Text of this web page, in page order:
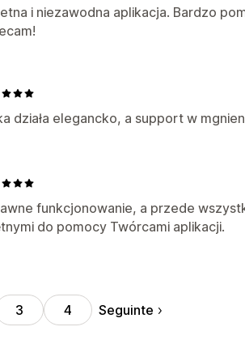
i niezawodna aplikacja. Bardzo
działa elegancko, a support w
funkcjonowanie, a przede
do pomocy Twórcami aplikacji.
3 4 Seguinte